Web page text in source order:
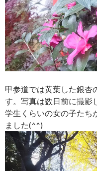
甲参道では黄葉した銀杏
す。写真は数日前に撮影
学生くらいの女の子たち
ました(^^)